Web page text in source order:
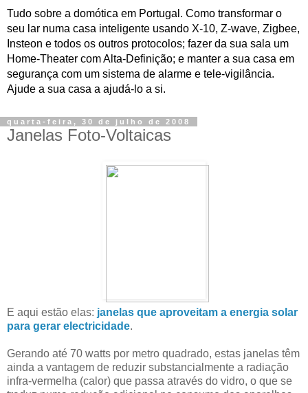
Tudo sobre a domótica em Portugal. Como transformar o
seu lar numa casa inteligente usando X-10, Z-wave, Zigbee,
Insteon e todos os outros protocolos; fazer da sua sala um
Home-Theater com Alta-Definição; e manter a sua casa em
segurança com um sistema de alarme e tele-vigilância.
Ajude a sua casa a ajudá-lo a si.
quarta-feira, 30 de julho de 2008
Janelas Foto-Voltaicas
E aqui estão elas: janelas que aproveitam a energia solar
para gerar electricidade.
Gerando até 70 watts por metro quadrado, estas janelas têm
ainda a vantagem de reduzir substancialmente a radiação
infra-vermelha (calor) que passa através do vidro, o que se